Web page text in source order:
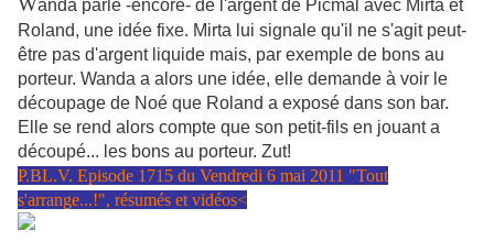
anda parle -encore- de l'argent de Picmal avec Mirta et
Roland, une idée fixe. Mirta lui signale qu'il ne s'agit peut-
être pas d'argent liquide mais, par exemple de bons au
porteur. Wanda a alors une idée, elle demande à voir le
découpage de Noé que Roland a exposé dans son bar.
Elle se rend alors compte que son petit-fils en jouant a
découpé... les bons au porteur. Zut!
P.BL.V. Episode 1715 du Vendredi 6 mai 2011 "Tout
s'arrange...!", résumés et vidéos<